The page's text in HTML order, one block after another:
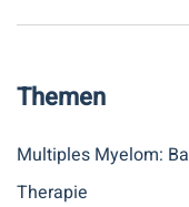
Themen
Multiples Myelom:
Therapie